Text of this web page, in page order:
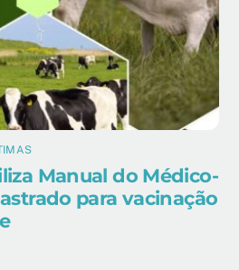
Manual do Médico-
para vacinação